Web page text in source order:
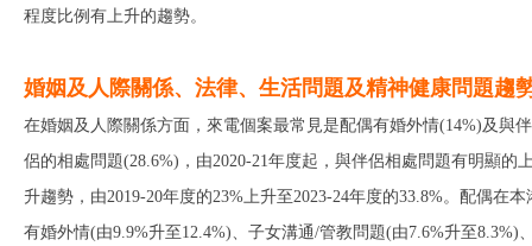
程度比例有上升的趨勢。
婚姻及人際關係、法律、生活問題及精神健康問題趨
在婚姻及人際關係方面，來電個案最常見是配偶有婚外情(14%)及與伴
侶的相處問題(28.6%)，由2020-21年度起，與伴侶相處問題有明顯的
升趨勢，由2019-20年度的23%上升至2023-24年度的33.8%。配偶在本
有婚外情(由9.9%升至12.4%)、子女溝通/管教問題(由7.6%升至8.3%)